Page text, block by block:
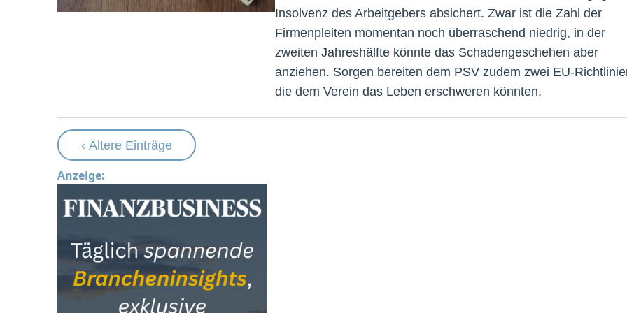
Insolvenz des Arbeitgebers absichert. Zwar ist die Zahl der
Firmenpleiten momentan noch überraschend niedrig, in der
zweiten Jahreshälfte könnte das Schadengeschehen aber
anziehen. Sorgen bereiten dem PSV zudem zwei EU-
die dem Verein das Leben erschweren könnten.
‹ Ältere Einträge
Anzeige: